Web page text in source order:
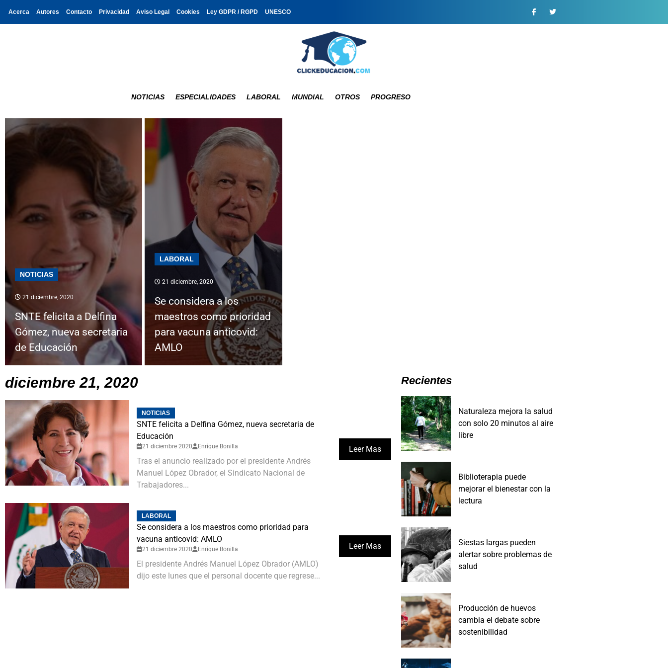
Acerca Autores Contacto Privacidad Aviso Legal Cookies Ley GDPR / RGPD UNESCO
NOTICIAS ESPECIALIDADES LABORAL MUNDIAL OTROS PROGRESO
NOTICIAS
21 diciembre, 2020
SNTE felicita a Delfina
Gómez, nueva secretaria
de Educación
LABORAL
21 diciembre, 2020
Se considera a los
maestros como prioridad
para vacuna anticovid:
AMLO
diciembre 21, 2020
NOTICIAS
SNTE felicita a Delfina Gómez, nueva secretaria de
Educación
21 diciembre 2020 Enrique Bonilla
Tras el anuncio realizado por el presidente Andrés
Manuel López Obrador, el Sindicato Nacional de
Trabajadores...
Leer Mas
LABORAL
Se considera a los maestros como prioridad para
vacuna anticovid: AMLO
21 diciembre 2020 Enrique Bonilla
El presidente Andrés Manuel López Obrador (AMLO)
dijo este lunes que el personal docente que regrese...
Leer Mas
Recientes
Naturaleza mejora la salud
con solo 20 minutos al aire
libre
Biblioterapia puede
mejorar el bienestar con la
lectura
Siestas largas pueden
alertar sobre problemas de
salud
Producción de huevos
cambia el debate sobre
sostenibilidad